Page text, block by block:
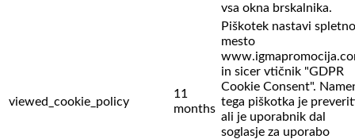
vsa okna brskalnika.
viewed_cookie_policy
11
months
Piškotek nastavi spletno
mesto
in sicer vtičnik "GDPR
Cookie Consent".
tega piškotka je
ali je uporabnik dal
soglasje za uporabo